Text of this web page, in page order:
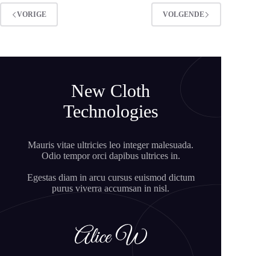
VORIGE VOLGENDE
New Cloth
Technologies
Mauris vitae ultricies leo integer malesuada.
Odio tempor orci dapibus ultrices in.
Egestas diam in arcu cursus euismod dictum
purus viverra accumsan in nisl.